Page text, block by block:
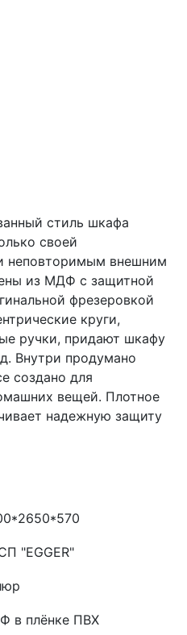
стиль шкафа
своей
неповторимым внешним
из МДФ с защитной
фрезеровкой
круги,
ручки, придают шкафу
Внутри продумано
создано для
вещей. Плотное
надежную защиту
"EGGER"
в плёнке ПВХ